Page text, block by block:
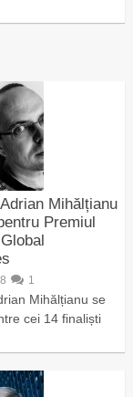
Mihălțianu
Premiul
1
Mihălțianu se
cei 14 finaliști